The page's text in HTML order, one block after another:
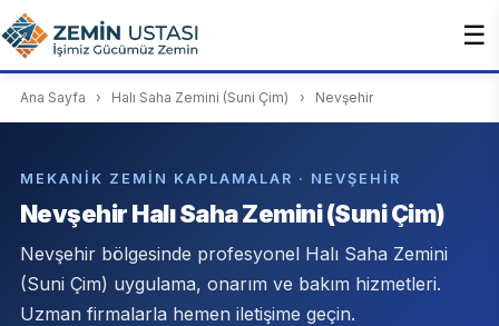
☰
Ana Sayfa › Halı Saha Zemini (Suni Çim) › Nevşehir
MEKANIK ZEMIN KAPLAMALAR · NEVŞEHIR
Nevşehir Halı Saha Zemini (Suni Çim)
Nevşehir bölgesinde profesyonel Halı Saha Zemini
(Suni Çim) uygulama, onarım ve bakım hizmetleri.
Uzman firmalarla hemen iletişime geçin.